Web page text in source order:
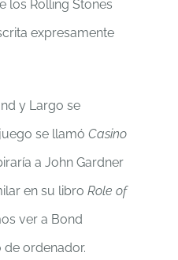
los Rolling Stones
expresamente
y Largo se
se llamó Casino
a John Gardner
en su libro Role of
ver a Bond
ordenador.